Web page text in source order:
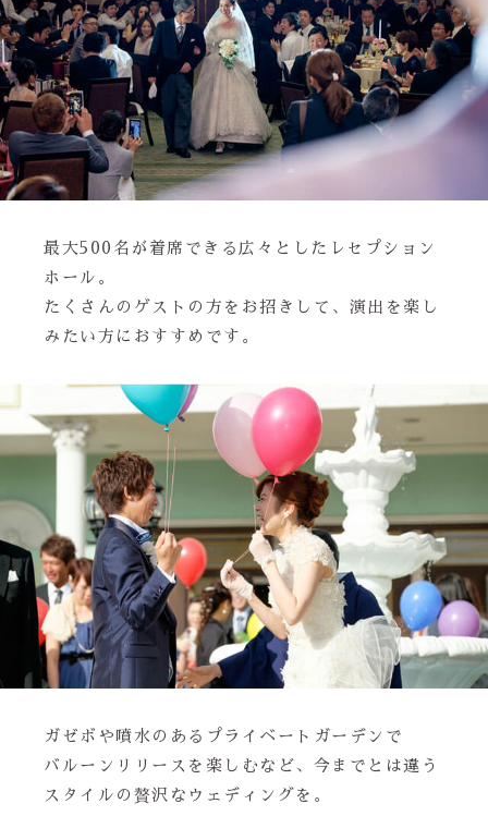
最大500名が着席できる広々としたレセプション
ホール。
たくさんのゲストの方をお招きして、演出を楽し
みたい方におすすめです。
ガゼボや噴水のあるプライベートガーデンで
バルーンリリースを楽しむなど、今までとは違う
スタイルの贅沢なウェディングを。